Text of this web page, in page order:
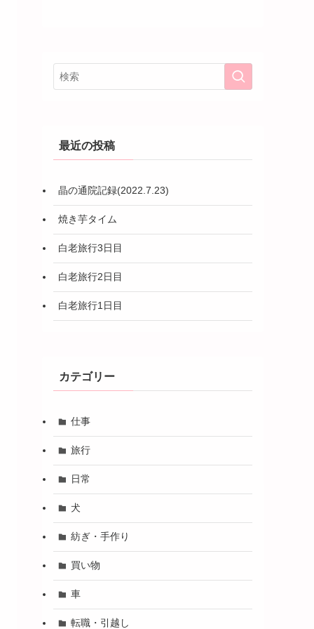
最近の投稿
晶の通院記録(2022.7.23)
焼き芋タイム
白老旅行3日目
白老旅行2日目
白老旅行1日目
カテゴリー
仕事
旅行
日常
犬
紡ぎ・手作り
買い物
車
転職・引越し